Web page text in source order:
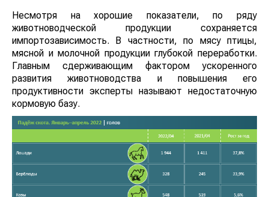
Несмотря на хорошие показатели, по ряду
животноводческой продукции сохраняется
импортозависимость. В частности, по мясу птицы,
мясной и молочной продукции глубокой переработки.
Главным сдерживающим фактором ускоренного
развития животноводства и повышения его
продуктивности эксперты называют недостаточную
кормовую базу.